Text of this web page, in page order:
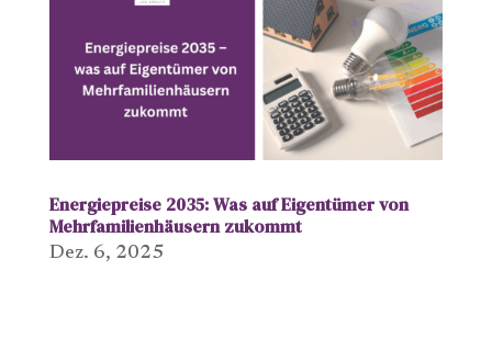
Energiepreise 2035: Was auf Eigentümer von
Mehrfamilienhäusern zukommt
Dez. 6, 2025